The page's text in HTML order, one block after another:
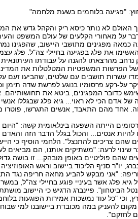
"פגיעה בלוחמים בשעת מלחמה"
האולם לא נותר כיסא ריק והקהל גדש את
על מאחורי הקלעים של עולם המשפט
כמאה מפגינים מתושבי היישוב, שהפגינו
את פלג בפגיעה בחיילי צה"ל. פלג
נרחב מהרצאתו להגנה על עבודתו
של הפרשות המשפטיות המטלטלות את
עשרות תושבים עם שלטים, שהביעו זעם
על-רקע פרסומיו בנוגע לפרשת שדה תימן
כדובר המפגינים, ביטא את תחושותיהם:
של אדם הכי לא ראוי... גיא פלג שבגללו
אחד מהם התאבד, אנשים התגרשו, פוטרו
הייתה השפעה בינלאומית קשה: "היום
להיות אנסים... והכול בגלל הדבר הזה והאדם
שהם צריכים להתנצל". הלחמי הוסיף כי
שינוי לרעה: "משתיקים אותנו, הם מביאים
שהם פוליטיים באופן מובהק... זו בושה
יו"ר סניף הליכוד ביישוב וראש
"אני מבקש להביע מחאה חריפה נגד
גיא פלג אשר בעיניי פוגע בחיילי צה"ל,
הביטחון". פיינברג הדגיש כי היישוב
וכי "כל עוד נמשכות אמירות הפוגעות
מקום להעניק במה מכובדת ביישובנו למי
לחזקם".